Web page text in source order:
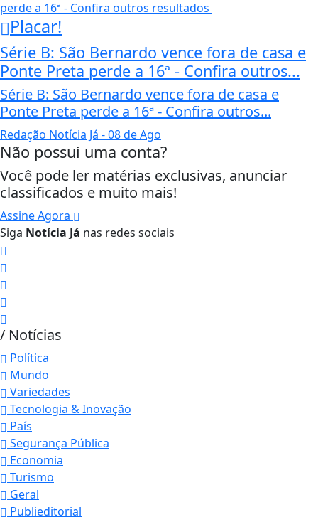
Placar!
Série B: São Bernardo vence fora de casa e
Ponte Preta perde a 16ª - Confira outros...
Série B: São Bernardo vence fora de casa e
Ponte Preta perde a 16ª - Confira outros...
Redação Notícia Já - 08 de Ago
Não possui uma conta?
Você pode ler matérias exclusivas, anunciar
classificados e muito mais!
Assine Agora
Siga Notícia Já nas redes sociais
/ Notícias
Política
Mundo
Variedades
Tecnologia & Inovação
País
Segurança Pública
Economia
Turismo
Geral
Publieditorial